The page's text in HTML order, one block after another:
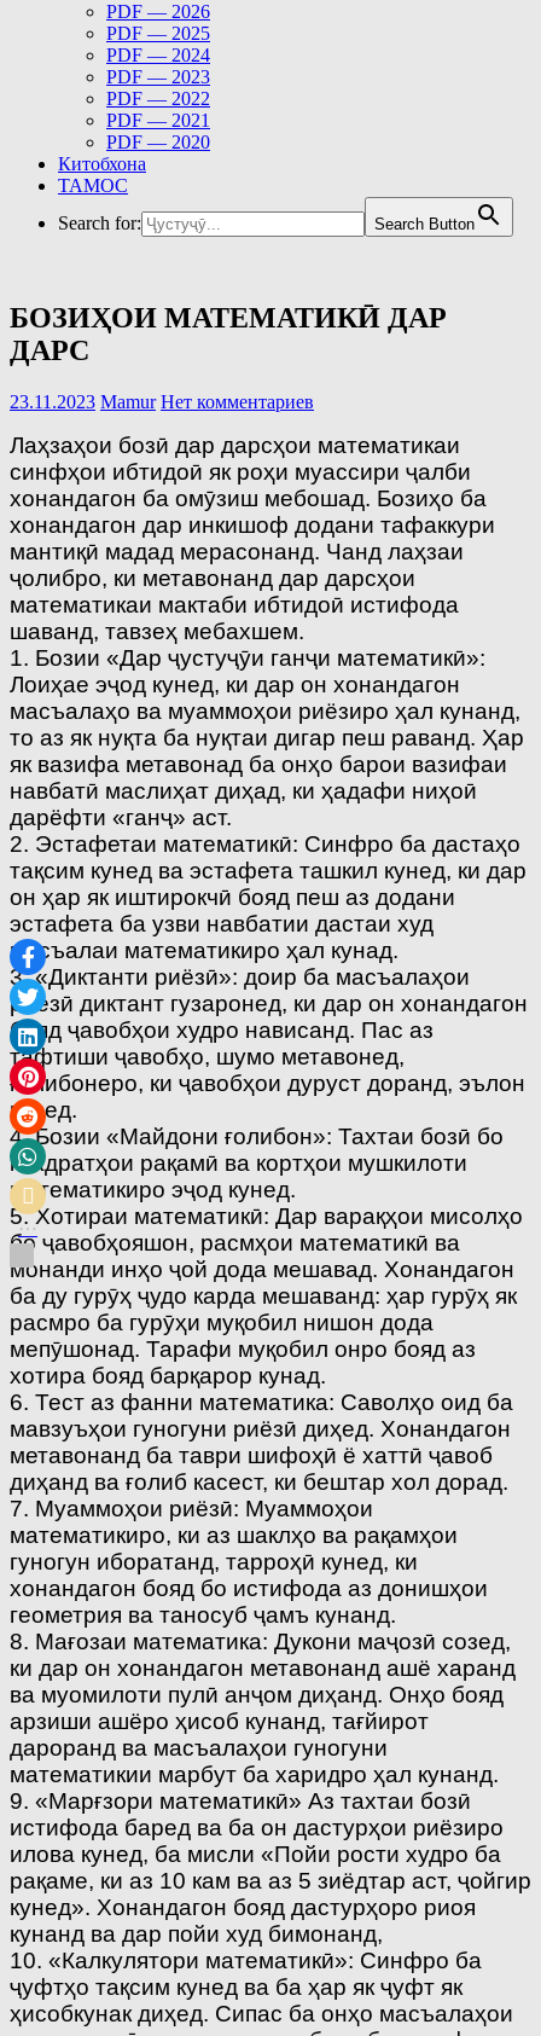
PDF — 2026
PDF — 2025
PDF — 2024
PDF — 2023
PDF — 2022
PDF — 2021
PDF — 2020
Китобхона
ТАМОС
Search for:
Search Button
БОЗИҲОИ МАТЕМАТИКӢ ДАР
ДАРС
23.11.2023 Mamur Нет комментариев
Лаҳзаҳои бозӣ дар дарсҳои математикаи
синфҳои ибтидоӣ як роҳи муассири ҷалби
хонандагон ба омӯзиш мебошад. Бозиҳо ба
хонандагон дар инкишоф додани тафаккури
мантиқӣ мадад мерасонанд. Чанд лаҳзаи
ҷолибро, ки метавонанд дар дарсҳои
математикаи мактаби ибтидоӣ истифода
шаванд, тавзеҳ мебахшем.
1. Бозии «Дар ҷустуҷӯи ганҷи математикӣ»:
Лоиҳае эҷод кунед, ки дар он хонандагон
масъалаҳо ва муаммоҳои риёзиро ҳал кунанд,
то аз як нуқта ба нуқтаи дигар пеш раванд. Ҳар
як вазифа метавонад ба онҳо барои вазифаи
навбатӣ маслиҳат диҳад, ки ҳадафи ниҳоӣ
дарёфти «ганҷ» аст.
2. Эстафетаи математикӣ: Синфро ба дастаҳо
тақсим кунед ва эстафета ташкил кунед, ки дар
он ҳар як иштирокчӣ бояд пеш аз додани
эстафета ба узви навбатии дастаи худ
масъалаи математикиро ҳал кунад.
3. «Диктанти риёзӣ»: доир ба масъалаҳои
риёзӣ диктант гузаронед, ки дар он хонандагон
бояд ҷавобҳои худро нависанд. Пас аз
тафтиши ҷавобҳо, шумо метавонед,
ғолибонеро, ки ҷавобҳои дуруст доранд, эълон
кунед.
4. Бозии «Майдони ғолибон»: Тахтаи бозӣ бо
квадратҳои рақамӣ ва кортҳои мушкилоти
математикиро эҷод кунед.
5. Хотираи математикӣ: Дар варақҳои мисолҳо
бо ҷавобҳояшон, расмҳои математикӣ ва
монанди инҳо ҷой дода мешавад. Хонандагон
ба ду гурӯҳ ҷудо карда мешаванд: ҳар гурӯҳ як
расмро ба гурӯҳи муқобил нишон дода
мепӯшонад. Тарафи муқобил онро бояд аз
хотира бояд барқарор кунад.
6. Тест аз фанни математика: Саволҳо оид ба
мавзуъҳои гуногуни риёзӣ диҳед. Хонандагон
метавонанд ба таври шифоҳӣ ё хаттӣ ҷавоб
диҳанд ва ғолиб касест, ки бештар хол дорад.
7. Муаммоҳои риёзӣ: Муаммоҳои
математикиро, ки аз шаклҳо ва рақамҳои
гуногун иборатанд, тарроҳӣ кунед, ки
хонандагон бояд бо истифода аз донишҳои
геометрия ва таносуб ҷамъ кунанд.
8. Мағозаи математика: Дукони маҷозӣ созед,
ки дар он хонандагон метавонанд ашё харанд
ва муомилоти пулӣ анҷом диҳанд. Онҳо бояд
арзиши ашёро ҳисоб кунанд, тағйирот
дароранд ва масъалаҳои гуногуни
математикии марбут ба харидро ҳал кунанд.
9. «Марғзори математикӣ» Аз тахтаи бозӣ
истифода баред ва ба он дастурҳои риёзиро
илова кунед, ба мисли «Пойи рости худро ба
рақаме, ки аз 10 кам ва аз 5 зиёдтар аст, ҷойгир
кунед». Хонандагон бояд дастурҳоро риоя
кунанд ва дар пойи худ бимонанд,
10. «Калкулятори математикӣ»: Синфро ба
ҷуфтҳо тақсим кунед ва ба ҳар як ҷуфт як
ҳисобкунак диҳед. Сипас ба онҳо масъалаҳои